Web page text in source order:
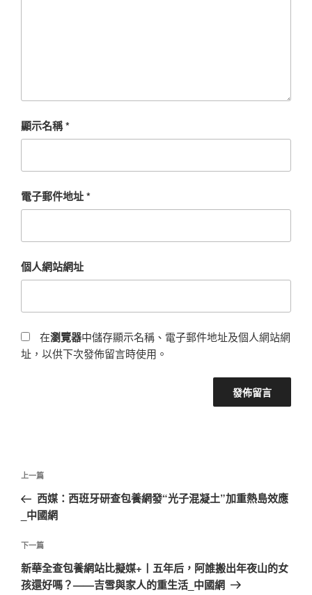
顯示名稱*
電子郵件地址*
個人網站網址
在瀏覽器中儲存顯示名稱、電子郵件地址及個人網站網
址，以供下次發佈留言時使用。
文
導
覽
上
一
篇
章
上一篇
西媒：西班牙研查包養網發“光子混凝土”加重熱島效應
_中國網
下
一
篇
下一篇
新華全查包養網站比擬媒+丨五年后，阿誰搬出年夜山的女
孩還好嗎？——吉雪與家人的重生活_中國網